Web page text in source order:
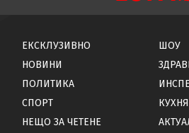
ЕКСКЛУЗИВНО
НОВИНИ
ПОЛИТИКА
СПОРТ
НЕЩО ЗА ЧЕТЕНЕ
ШОУ
КУХНЯ